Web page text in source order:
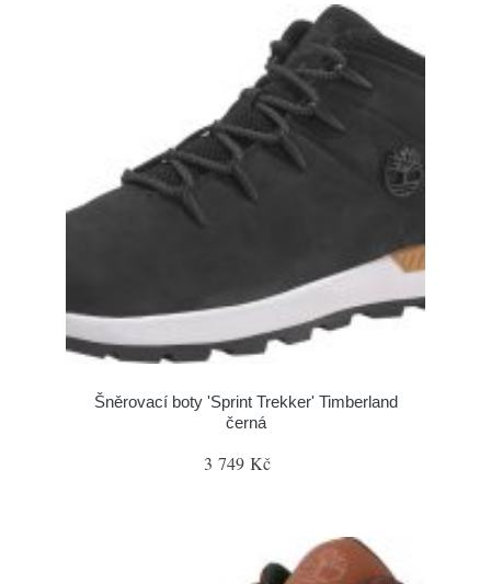
Šněrovací boty 'Sprint Trekker' Timberland
černá
3 749 Kč